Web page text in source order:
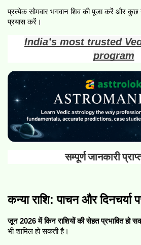
प्रत्येक सोमवार भगवान शिव की पूजा करें और कुछ
प्रयास करें।
India’s most trusted
program
सम्पूर्ण जानकारी
कन्या राशि: पाचन और दिनचर्या
जून 2026 में किन राशियों की सेहत प्रभावित हो
भी शामिल हो सकती है।